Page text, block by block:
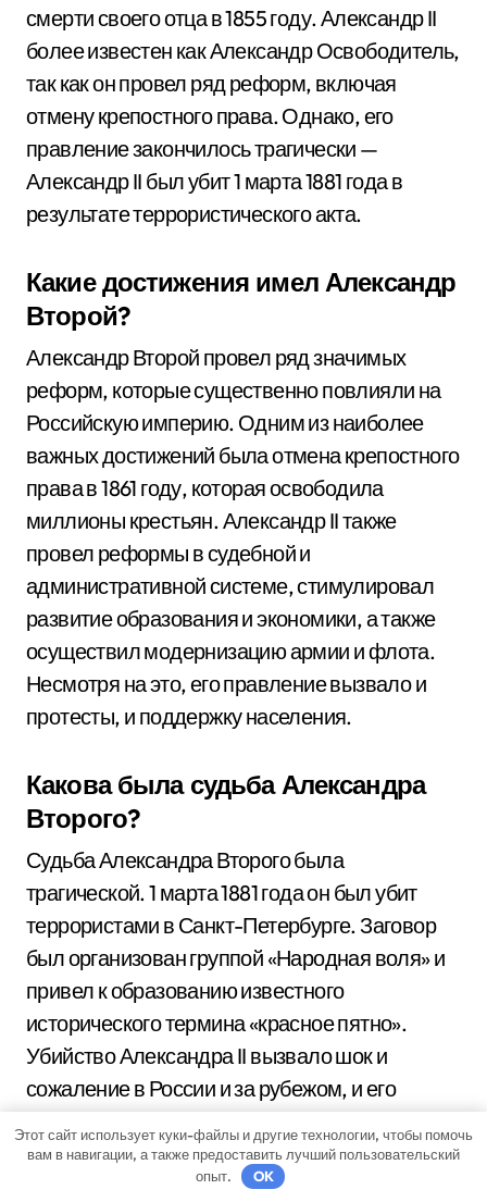
смерти своего отца в 1855 году. Александр II
более известен как Александр Освободитель,
так как он провел ряд реформ, включая
отмену крепостного права. Однако, его
правление закончилось трагически —
Александр II был убит 1 марта 1881 года в
результате террористического акта.
Какие достижения имел Александр
Второй?
Александр Второй провел ряд значимых
реформ, которые существенно повлияли на
Российскую империю. Одним из наиболее
важных достижений была отмена крепостного
права в 1861 году, которая освободила
миллионы крестьян. Александр II также
провел реформы в судебной и
административной системе, стимулировал
развитие образования и экономики, а также
осуществил модернизацию армии и флота.
Несмотря на это, его правление вызвало и
протесты, и поддержку населения.
Какова была судьба Александра
Второго?
Судьба Александра Второго была
трагической. 1 марта 1881 года он был убит
террористами в Санкт-Петербурге. Заговор
был организован группой «Народная воля» и
привел к образованию известного
исторического термина «красное пятно».
Убийство Александра II вызвало шок и
сожаление в России и за рубежом, и его
память сохраняется как участника и
реформатора, и жертвы политического
Этот сайт использует куки-файлы и другие технологии, чтобы помочь
вам в навигации, а также предоставить лучший пользовательский
опыт.
OK